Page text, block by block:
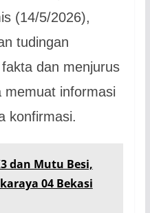
(14/5/2026),
tudingan
dan menjurus
memuat informasi
konfirmasi.
dan Mutu Besi,
04 Bekasi